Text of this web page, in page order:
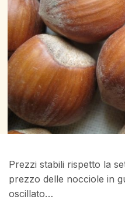
Prezzi stabili rispetto la
prezzo delle nocciole in
oscillato…